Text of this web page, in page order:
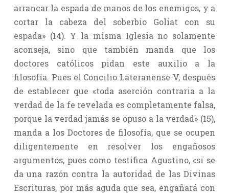
arrancar la espada de manos de los enemigos, y a
cortar la cabeza del soberbio Goliat con su
espada» (14). Y la misma Iglesia no solamente
aconseja, sino que también manda que los
doctores católicos pidan este auxilio a la
filosofía. Pues el Concilio Lateranense V, después
de establecer que «toda aserción contraria a la
verdad de la fe revelada es completamente falsa,
porque la verdad jamás se opuso a la verdad» (15),
manda a los Doctores de filosofía, que se ocupen
diligentemente en resolver los engañosos
argumentos, pues como testifica Agustino, «si se
da una razón contra la autoridad de las Divinas
Escrituras, por más aguda que sea, engañará con